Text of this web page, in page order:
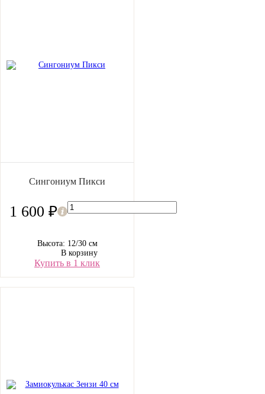
Сингониум Пикси
1 600 ₽
Высота: 12/30 см
В корзину
Купить в 1 клик